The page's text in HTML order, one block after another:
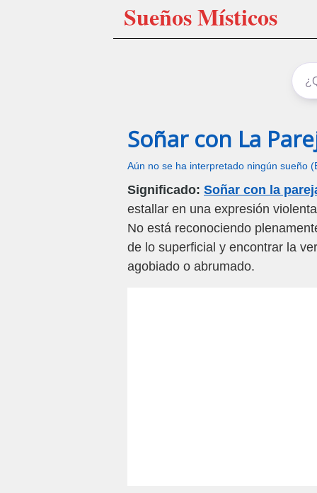
Sueños Místicos
Soñar con La
Aún no se ha interpretado ningún sueño
Significado: Soñar con la
estallar en una expresión
No está reconociendo
de lo superficial y encontrar la
agobiado o abrumado.